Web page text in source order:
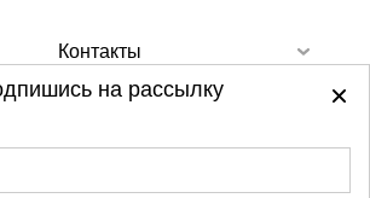
Контакты
2026 - Sellgroup.ru - все права
на рассылку